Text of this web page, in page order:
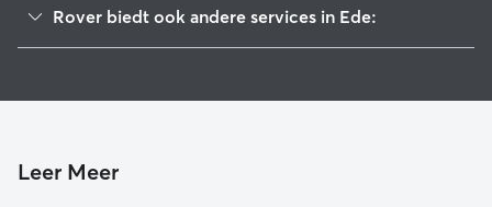
Renkum
Scherpenzeel
Rover biedt ook andere services in Ede:
Leer Meer